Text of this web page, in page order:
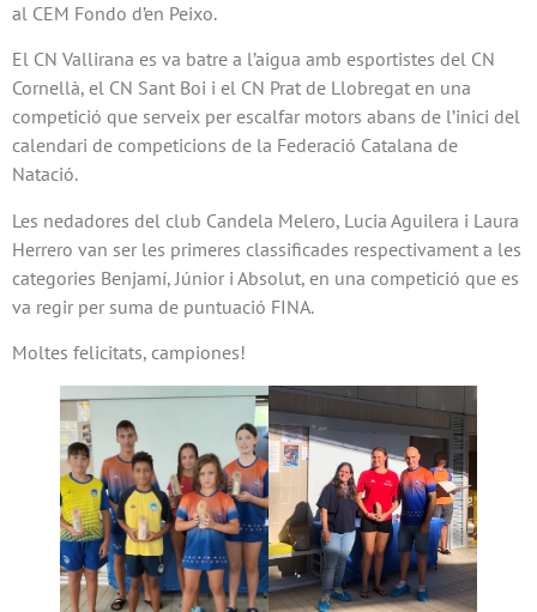
al CEM Fondo d’en Peixo.
El CN Vallirana es va batre a l’aigua amb esportistes del CN
Cornellà, el CN Sant Boi i el CN Prat de Llobregat en una
competició que serveix per escalfar motors abans de l’inici del
calendari de competicions de la Federació Catalana de
Natació.
Les nedadores del club Candela Melero, Lucia Aguilera i Laura
Herrero van ser les primeres classificades respectivament a les
categories Benjamí, Júnior i Absolut, en una competició que es
va regir per suma de puntuació FINA.
Moltes felicitats, campiones!